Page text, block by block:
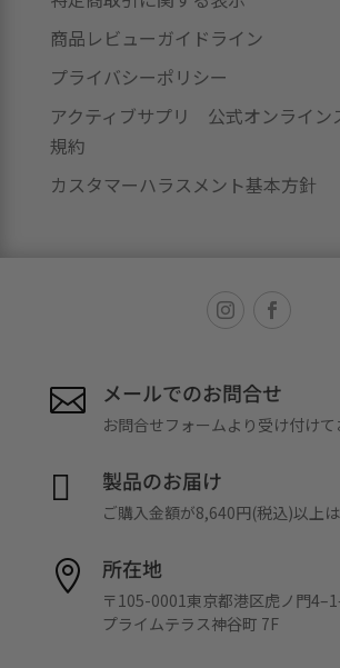
商品レビューガイドライン
プライバシーポリシー
アクティブサプリ 公式オンライ
規約
カスタマーハラスメント基本方針
 メールでのお問合せ
お問合せフォームより受け付けて
 製品のお届け
ご購入金額が8,640円(税込)以上は
 所在地
〒105-0001東京都港区虎ノ門
プライムテラス神谷町 7F